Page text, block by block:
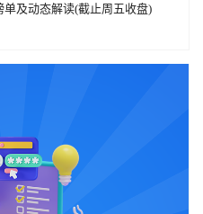
及动态解读(截止周五收盘)